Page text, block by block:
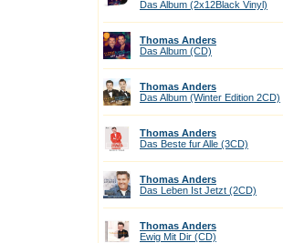
Das Album (2x12Black Vinyl)
Thomas Anders
Das Album (CD)
Thomas Anders
Das Album (Winter Edition 2CD)
Thomas Anders
Das Beste fur Alle (3CD)
Thomas Anders
Das Leben Ist Jetzt (2CD)
Thomas Anders
Ewig Mit Dir (CD)